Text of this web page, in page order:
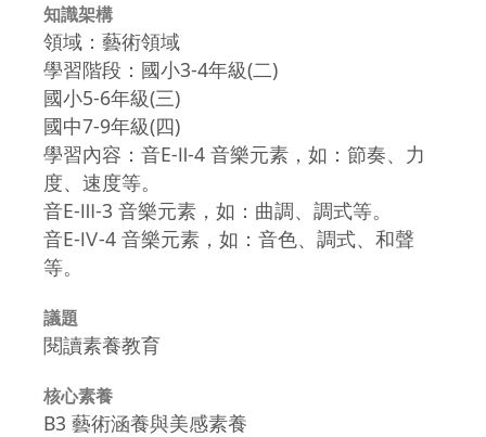
知識架構
領域：藝術領域
學習階段：國小3-4年級(二)
國小5-6年級(三)
國中7-9年級(四)
學習內容：音E-Ⅱ-4 音樂元素，如：節奏、力
度、速度等。
音E-Ⅲ-3 音樂元素，如：曲調、調式等。
音E-Ⅳ-4 音樂元素，如：音色、調式、和聲
等。
議題
閱讀素養教育
核心素養
B3 藝術涵養與美感素養